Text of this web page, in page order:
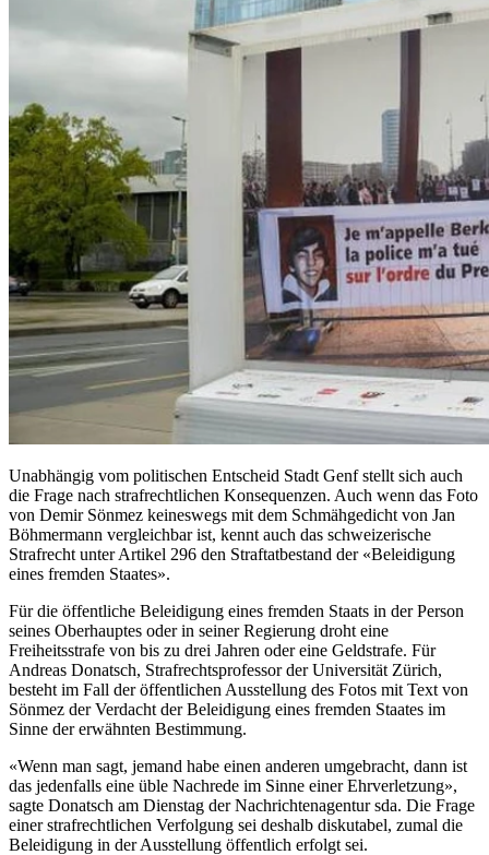
Unabhängig vom politischen Entscheid Stadt Genf stellt sich auch
die Frage nach strafrechtlichen Konsequenzen. Auch wenn das Foto
von Demir Sönmez keineswegs mit dem Schmähgedicht von Jan
Böhmermann vergleichbar ist, kennt auch das schweizerische
Strafrecht unter Artikel 296 den Straftatbestand der «Beleidigung
eines fremden Staates».
Für die öffentliche Beleidigung eines fremden Staats in der Person
seines Oberhauptes oder in seiner Regierung droht eine
Freiheitsstrafe von bis zu drei Jahren oder eine Geldstrafe. Für
Andreas Donatsch, Strafrechtsprofessor der Universität Zürich,
besteht im Fall der öffentlichen Ausstellung des Fotos mit Text von
Sönmez der Verdacht der Beleidigung eines fremden Staates im
Sinne der erwähnten Bestimmung.
«Wenn man sagt, jemand habe einen anderen umgebracht, dann ist
das jedenfalls eine üble Nachrede im Sinne einer Ehrverletzung»,
sagte Donatsch am Dienstag der Nachrichtenagentur sda. Die Frage
einer strafrechtlichen Verfolgung sei deshalb diskutabel, zumal die
Beleidigung in der Ausstellung öffentlich erfolgt sei.